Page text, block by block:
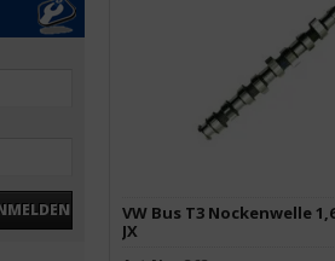
VW Bus T3 Nockenwelle
JX